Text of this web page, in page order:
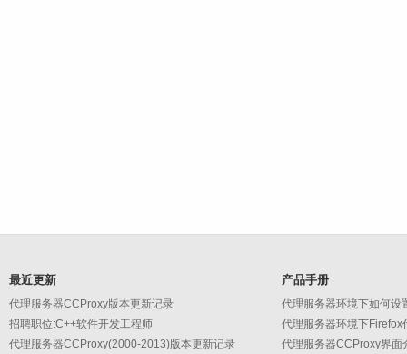
最近更新
代理服务器CCProxy版本更新记录
招聘职位:C++软件开发工程师
代理服务器CCProxy(2000-2013)版本更新记录
产品手册
代理服务器环境下如何设
代理服务器环境下Firefox
代理服务器CCProxy界面